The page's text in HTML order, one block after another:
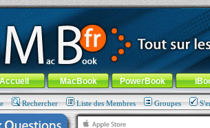
Apple... 100% nomade !
-Aller au menu général-Aller au menu de
général
Accueil MacBook PowerBook
Rechercher Liste des Membres Groupes